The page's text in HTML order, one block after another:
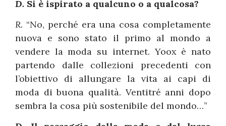
D. Si è ispirato a qualcuno o a qualcosa?
R. “No, perché era una cosa completamente
nuova e sono stato il primo al mondo a
vendere la moda su internet. Yoox è nato
partendo dalle collezioni precedenti con
l’obiettivo di allungare la vita ai capi di
moda di buona qualità. Ventitré anni dopo
sembra la cosa più sostenibile del mondo…”